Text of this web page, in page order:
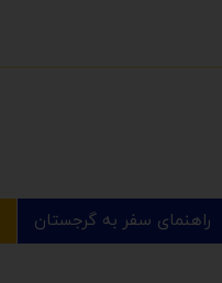
راهنمای سفر به گرجستان